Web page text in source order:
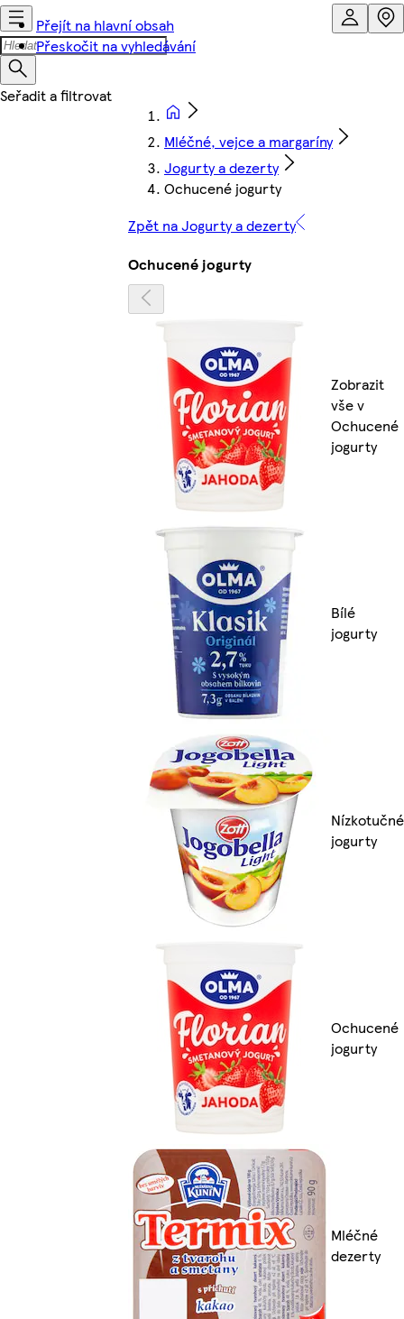
Přejít na hlavní obsah
Přeskočit na vyhledávání
Mléčné, vejce a margaríny
Jogurty a dezerty
Ochucené jogurty
Zpět na Jogurty a dezerty
Ochucené jogurty
Zobrazit
vše v
Ochucené
jogurty
Bílé
jogurty
Nízkotučné
jogurty
Ochucené
jogurty
Mléčné
dezerty